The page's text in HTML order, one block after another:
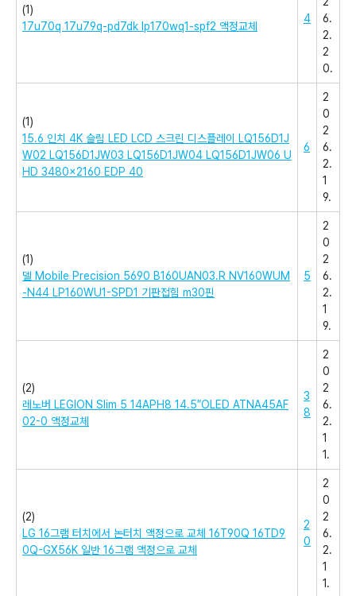
(1)
17u70q 17u79q-pd7dk lp170wq1-spf2 액정교체
4
6.
2.
2
0.
(1)
15.6 인치 4K 슬림 LED LCD 스크린 디스플레이 LQ156D1J
W02 LQ156D1JW03 LQ156D1JW04 LQ156D1JW06 U
HD 3480×2160 EDP 40
6
2
0
2
6.
2.
1
9.
(1)
델 Mobile Precision 5690 B160UAN03.R NV160WUM
-N44 LP160WU1-SPD1 기판접힘 m30핀
5
2
0
2
6.
2.
1
9.
(2)
레노버 LEGION Slim 5 14APH8 14.5″OLED ATNA45AF
02-0 액정교체
3
8
2
0
2
6.
2.
1
1.
(2)
LG 16그램 터치에서 논터치 액정으로 교체 16T90Q 16TD9
0Q-GX56K 일반 16그램 액정으로 교체
2
0
2
0
2
6.
2.
1
1.